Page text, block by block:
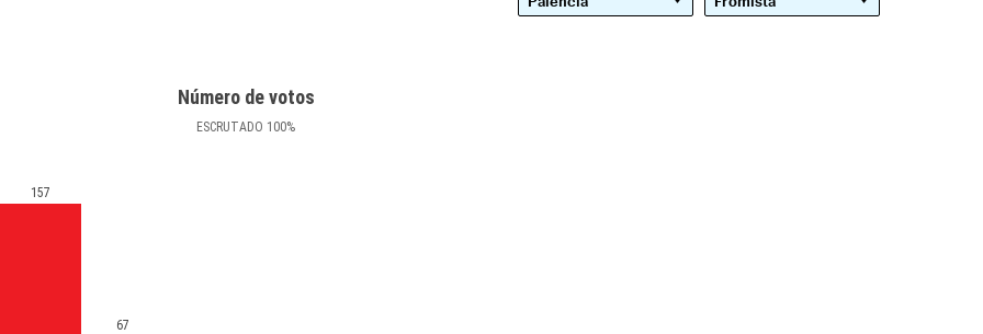
Número de votos
ESCRUTADO 100%
157
67